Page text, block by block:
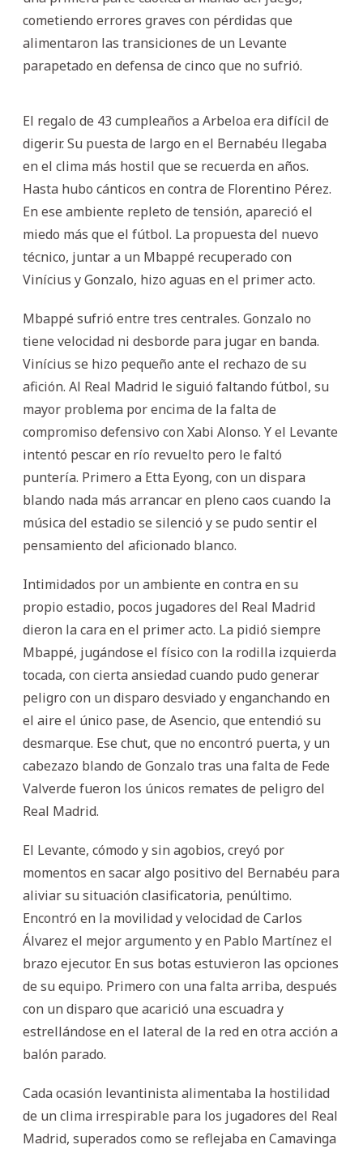
cometiendo errores graves con pérdidas que
alimentaron las transiciones de un Levante
parapetado en defensa de cinco que no sufrió.
El regalo de 43 cumpleaños a Arbeloa era difícil de
digerir. Su puesta de largo en el Bernabéu llegaba
en el clima más hostil que se recuerda en años.
Hasta hubo cánticos en contra de Florentino Pérez.
En ese ambiente repleto de tensión, apareció el
miedo más que el fútbol. La propuesta del nuevo
técnico, juntar a un Mbappé recuperado con
Vinícius y Gonzalo, hizo aguas en el primer acto.
Mbappé sufrió entre tres centrales. Gonzalo no
tiene velocidad ni desborde para jugar en banda.
Vinícius se hizo pequeño ante el rechazo de su
afición. Al Real Madrid le siguió faltando fútbol, su
mayor problema por encima de la falta de
compromiso defensivo con Xabi Alonso. Y el Levante
intentó pescar en río revuelto pero le faltó
puntería. Primero a Etta Eyong, con un dispara
blando nada más arrancar en pleno caos cuando la
música del estadio se silenció y se pudo sentir el
pensamiento del aficionado blanco.
Intimidados por un ambiente en contra en su
propio estadio, pocos jugadores del Real Madrid
dieron la cara en el primer acto. La pidió siempre
Mbappé, jugándose el físico con la rodilla izquierda
tocada, con cierta ansiedad cuando pudo generar
peligro con un disparo desviado y enganchando en
el aire el único pase, de Asencio, que entendió su
desmarque. Ese chut, que no encontró puerta, y un
cabezazo blando de Gonzalo tras una falta de Fede
Valverde fueron los únicos remates de peligro del
Real Madrid.
El Levante, cómodo y sin agobios, creyó por
momentos en sacar algo positivo del Bernabéu para
aliviar su situación clasificatoria, penúltimo.
Encontró en la movilidad y velocidad de Carlos
Álvarez el mejor argumento y en Pablo Martínez el
brazo ejecutor. En sus botas estuvieron las opciones
de su equipo. Primero con una falta arriba, después
con un disparo que acarició una escuadra y
estrellándose en el lateral de la red en otra acción a
balón parado.
Cada ocasión levantinista alimentaba la hostilidad
de un clima irrespirable para los jugadores del Real
Madrid, superados como se reflejaba en Camavinga